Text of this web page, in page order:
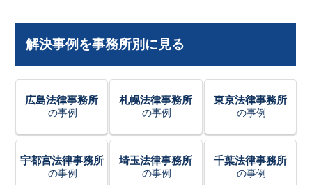
解決事例を事務所別に見る
広島法律事務所
の事例
札幌法律事務所
の事例
東京法律事務所
の事例
宇都宮法律事務所
の事例
埼玉法律事務所
の事例
千葉法律事務所
の事例